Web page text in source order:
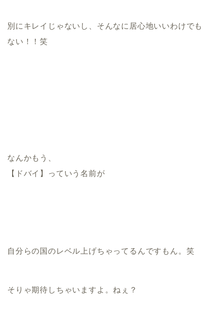
別にキレイじゃないし、そんなに居心地いいわけでも
ない！！笑
なんかもう、
【ドバイ】っていう名前が
自分らの国のレベル上げちゃってるんですもん。笑
そりゃ期待しちゃいますよ。ねぇ？